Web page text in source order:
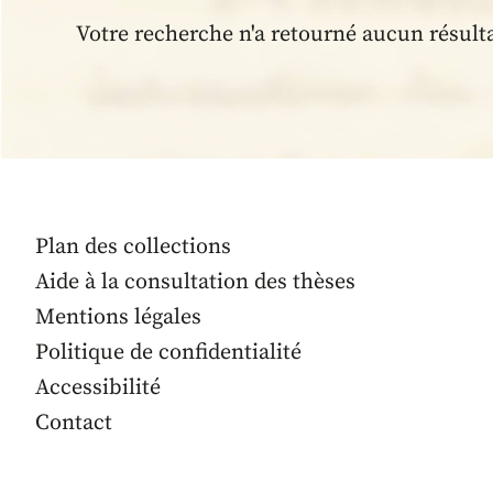
Votre recherche n'a retourné aucun
Plan des collections
Aide à la consultation des thèses
Mentions légales
Politique de confidentialité
Accessibilité
Contact